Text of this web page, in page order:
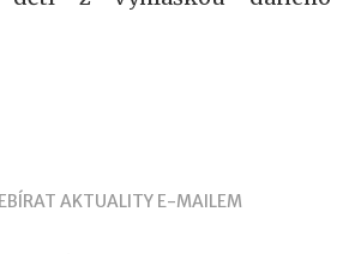
AKTUALITY E-MAILEM